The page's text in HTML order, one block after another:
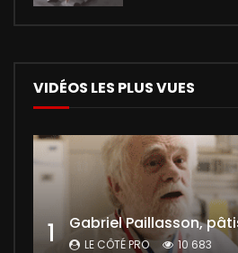
VIDÉOS LES PLUS VUES
1 Gabriel Paillasson,
LE CÔTÉ PRO 10 683